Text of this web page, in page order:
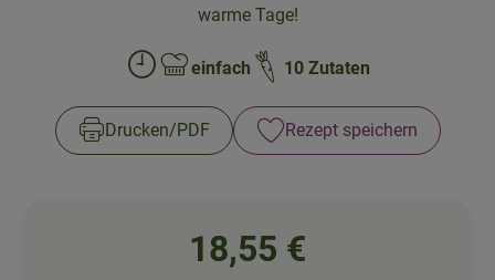
🍎 Bio-Jobkiste
So geht's!
Über uns
warme Tage!
Zubreitungszeit:
Schwierigkeit:
einfach 10 Zutaten
Drucken​/​PDF Rezept speichern
18,55 €